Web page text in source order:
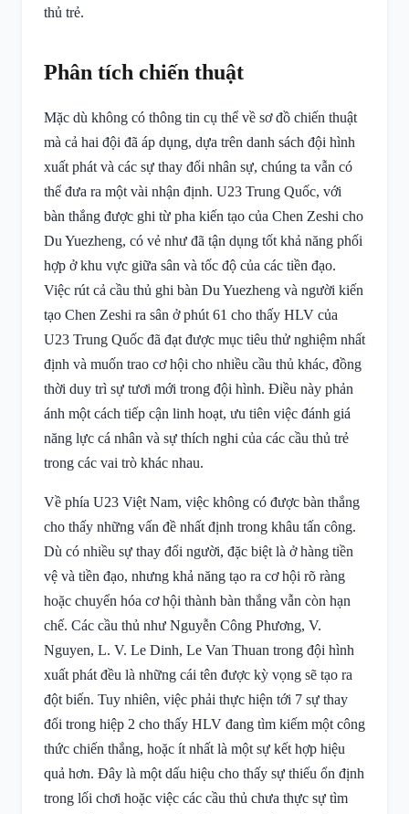
thủ trẻ.
Phân tích chiến thuật
Mặc dù không có thông tin cụ thể về sơ đồ chiến thuật
mà cả hai đội đã áp dụng, dựa trên danh sách đội hình
xuất phát và các sự thay đổi nhân sự, chúng ta vẫn có
thể đưa ra một vài nhận định. U23 Trung Quốc, với
bàn thắng được ghi từ pha kiến tạo của Chen Zeshi cho
Du Yuezheng, có vẻ như đã tận dụng tốt khả năng phối
hợp ở khu vực giữa sân và tốc độ của các tiền đạo.
Việc rút cả cầu thủ ghi bàn Du Yuezheng và người kiến
tạo Chen Zeshi ra sân ở phút 61 cho thấy HLV của
U23 Trung Quốc đã đạt được mục tiêu thử nghiệm nhất
định và muốn trao cơ hội cho nhiều cầu thủ khác, đồng
thời duy trì sự tươi mới trong đội hình. Điều này phản
ánh một cách tiếp cận linh hoạt, ưu tiên việc đánh giá
năng lực cá nhân và sự thích nghi của các cầu thủ trẻ
trong các vai trò khác nhau.
Về phía U23 Việt Nam, việc không có được bàn thắng
cho thấy những vấn đề nhất định trong khâu tấn công.
Dù có nhiều sự thay đổi người, đặc biệt là ở hàng tiền
vệ và tiền đạo, nhưng khả năng tạo ra cơ hội rõ ràng
hoặc chuyển hóa cơ hội thành bàn thắng vẫn còn hạn
chế. Các cầu thủ như Nguyễn Công Phương, V.
Nguyen, L. V. Le Dinh, Le Van Thuan trong đội hình
xuất phát đều là những cái tên được kỳ vọng sẽ tạo ra
đột biến. Tuy nhiên, việc phải thực hiện tới 7 sự thay
đổi trong hiệp 2 cho thấy HLV đang tìm kiếm một công
thức chiến thắng, hoặc ít nhất là một sự kết hợp hiệu
quả hơn. Đây là một dấu hiệu cho thấy sự thiếu ổn định
trong lối chơi hoặc việc các cầu thủ chưa thực sự tìm